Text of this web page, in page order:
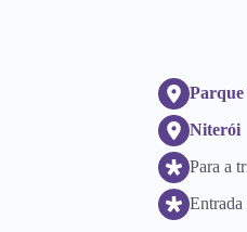
Niterói
Para a